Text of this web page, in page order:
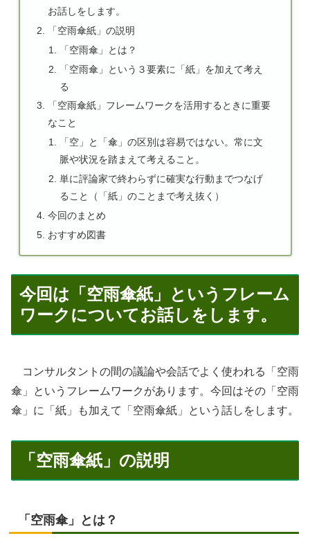
お話しをします。
「空雨傘紙」の説明
「空雨傘」とは？
「空雨傘」という３要素に「紙」を加えて考え
る
「空雨傘紙」フレームワークを活用するときに重要
なこと
「空」と「傘」の区別は容易ではない。常に文
脈や状況を踏まえて考えること。
単に評論家で終わらずに確実な行動までつなげ
ること（「紙」のことまで考え抜く）
今回のまとめ
おすすめ図書
今回は「空雨傘紙」というフレーム
ワークについてお話しをします。
コンサルタントの間の議論や会話でよく使われる「空雨
傘」というフレームワークがあります。今回はその「空雨
傘」に「紙」も加えて「空雨傘紙」という話しをします。
「空雨傘紙」の説明
「空雨傘」とは？